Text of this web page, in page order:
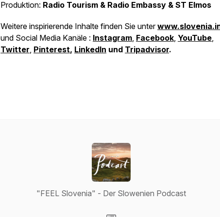
Produktion: Radio Tourism & Radio Embassy & ST Elmos
Weitere inspirierende Inhalte finden Sie unter
und Social Media Kanäle : Instagram, Facebook, YouTube,
Twitter, Pinterest, LinkedIn und Tripadvisor.
"FEEL Slovenia" - Der Slowenien Podcast